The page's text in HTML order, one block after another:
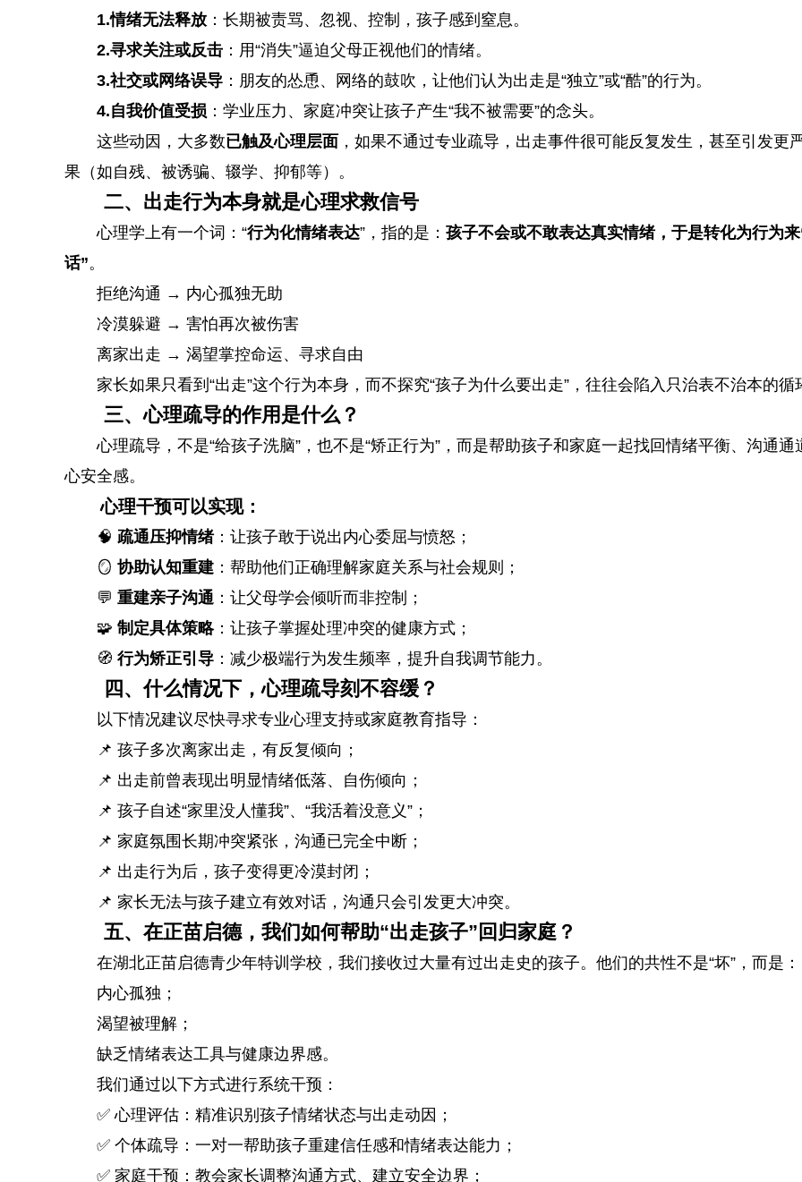
1.情绪无法释放 ：长期被责骂、忽视、控制，孩子感到窒息。
2.寻求关注或反击 ：用“消失”逼迫父母正视他们的情绪。
3.社交或网络误导 ：朋友的怂恿、网络的鼓吹，让他们认为出走是“独立”或“酷”的行为。
4.自我价值受损 ：学业压力、家庭冲突让孩子产生“我不被需要”的念头。
这些动因，大多数已触及心理层面 ，如果不通过专业疏导，出走事件很可能反复发生，甚至引发更
果（如自残、被诱骗、辍学、抑郁等）。
二、出走行为本身就是心理求救信号
心理学上有一个词：“行为化情绪表达”，指的是： 孩子不会或不敢表达真实情绪，于是转化为行为
话”。
拒绝沟通 → 内心孤独无助
冷漠躲避 → 害怕再次被伤害
离家出走 → 渴望掌控命运、寻求自由
家长如果只看到“出走”这个行为本身，而不探究“孩子为什么要出走”，往往会陷入只治表不治本的循
三、心理疏导的作用是什么？
心理疏导，不是“给孩子洗脑”，也不是“矫正行为”，而是帮助孩子和家庭一起找回情绪平衡、沟通通
心安全感。
心理干预可以实现：
🧠 疏通压抑情绪：让孩子敢于说出内心委屈与愤怒；
🪞 协助认知重建 ：帮助他们正确理解家庭关系与社会规则；
💬 重建亲子沟通 ：让父母学会倾听而非控制；
🧩 制定具体策略：让孩子掌握处理冲突的健康方式；
🧭 行为矫正引导 ：减少极端行为发生频率，提升自我调节能力。
四、什么情况下，心理疏导刻不容缓？
以下情况建议尽快寻求专业心理支持或家庭教育指导：
📌 孩子多次离家出走，有反复倾向；
📌 出走前曾表现出明显情绪低落、自伤倾向；
📌 孩子自述“家里没人懂我”、“我活着没意义”；
📌 家庭氛围长期冲突紧张，沟通已完全中断；
📌 出走行为后，孩子变得更冷漠封闭；
📌 家长无法与孩子建立有效对话，沟通只会引发更大冲突。
五、在正苗启德，我们如何帮助“出走孩子”回归家庭？
在湖北正苗启德青少年特训学校，我们接收过大量有过出走史的孩子。他们的共性不是“坏”，而是：
内心孤独；
渴望被理解；
缺乏情绪表达工具与健康边界感。
我们通过以下方式进行系统干预：
✅ 心理评估：精准识别孩子情绪状态与出走动因；
✅ 个体疏导：一对一帮助孩子重建信任感和情绪表达能力；
✅ 家庭干预：教会家长调整沟通方式、建立安全边界；